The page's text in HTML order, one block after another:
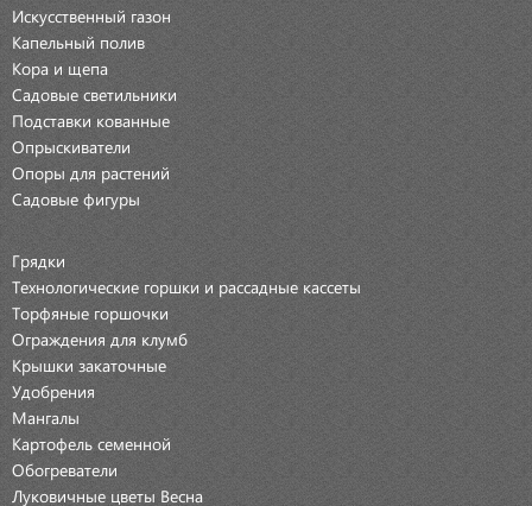
Искусственный газон
Капельный полив
Кора и щепа
Садовые светильники
Подставки кованные
Опрыскиватели
Опоры для растений
Садовые фигуры
Грядки
Технологические горшки и рассадные кассеты
Торфяные горшочки
Ограждения для клумб
Крышки закаточные
Удобрения
Мангалы
Картофель семенной
Обогреватели
Луковичные цветы Весна